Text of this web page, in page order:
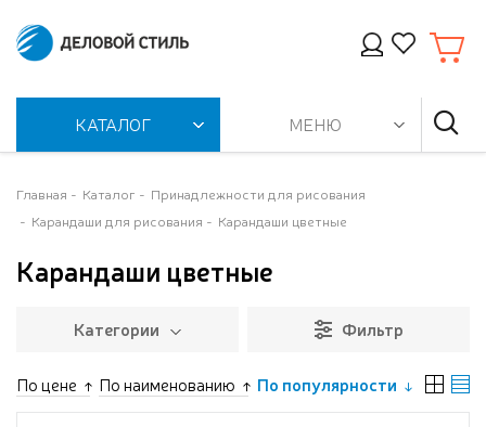
КАТАЛОГ МЕНЮ
Главная Каталог
Принадлежности для рисования
Карандаши для рисования
Карандаши цветные
Карандаши цветные
Категории Фильтр
По цене По наименованию По популярности